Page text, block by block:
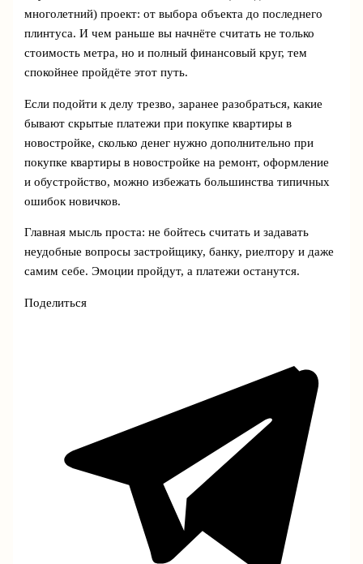
многолетний) проект: от выбора объекта до последнего
плинтуса. И чем раньше вы начнёте считать не только
стоимость метра, но и полный финансовый круг, тем
спокойнее пройдёте этот путь.
Если подойти к делу трезво, заранее разобраться, какие
бывают скрытые платежи при покупке квартиры в
новостройке, сколько денег нужно дополнительно при
покупке квартиры в новостройке на ремонт, оформление
и обустройство, можно избежать большинства типичных
ошибок новичков.
Главная мысль проста: не бойтесь считать и задавать
неудобные вопросы застройщику, банку, риелтору и даже
самим себе. Эмоции пройдут, а платежи останутся.
Поделиться